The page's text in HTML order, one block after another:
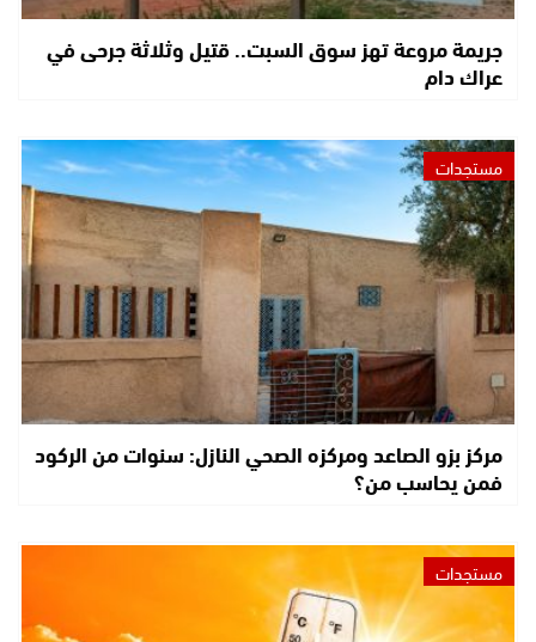
جريمة مروعة تهز سوق السبت.. قتيل وثلاثة جرحى في
عراك دام
مستجدات
مركز بزو الصاعد ومركزه الصحي النازل: سنوات من الركود
فمن يحاسب من؟
مستجدات